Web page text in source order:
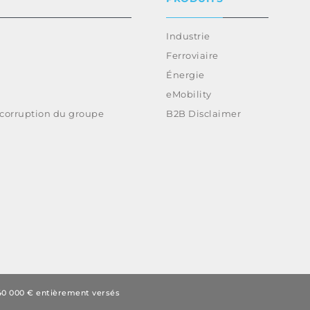
du groupe
Industrie
Ferroviaire
Énergie
eMobility
B2B Disclaimer
000 € entièrement versés